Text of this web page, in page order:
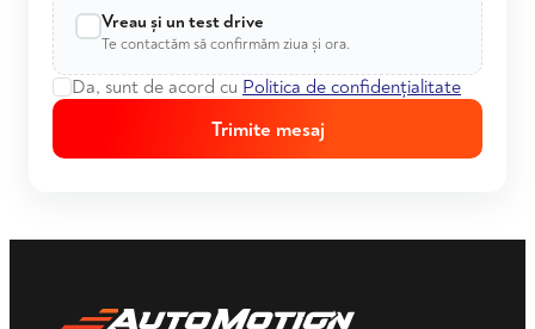
Vreau și un test drive
Te contactăm să confirmăm ziua și ora.
Da, sunt de acord cu Politica de confidențialitate
Trimite mesaj